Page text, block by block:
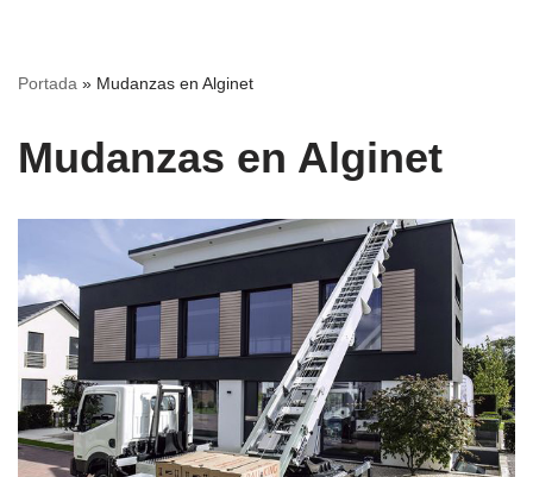
Portada » Mudanzas en Alginet
Mudanzas en Alginet